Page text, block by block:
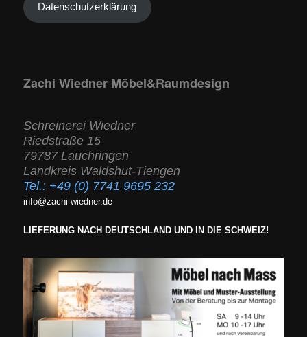
Datenschutzerklärung
Zachi Wiedner Möbel&Raumdesign
Schreinerei Wiedner
Riedstraße 15
79787 Lauchringen
Landkreis Waldshut-Tiengen
Tel.: +49 (0) 7741 9695 232
info@zachi-wiedner.de
LIEFERUNG NACH DEUTSCHLAND UND IN DIE SCHWEIZ!